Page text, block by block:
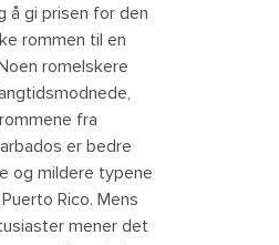
å gi prisen for den
rommen til en
romelskere
fra
er bedre
og mildere typene
Rico. Mens
mener det